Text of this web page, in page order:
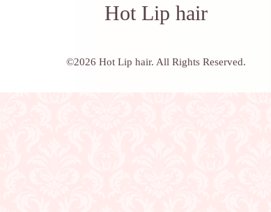
Hot Lip hair
©2026 Hot Lip hair. All Rights Reserved.